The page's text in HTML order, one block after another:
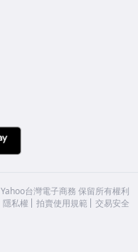
Yahoo台灣電子商務 保留所有權利
隱私權 拍賣使用規範 交易安全